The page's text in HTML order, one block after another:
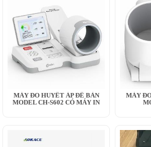
MÁY ĐO HUYẾT ÁP ĐỂ BÀN
MODEL CH-S602 CÓ MÁY IN
MÁY